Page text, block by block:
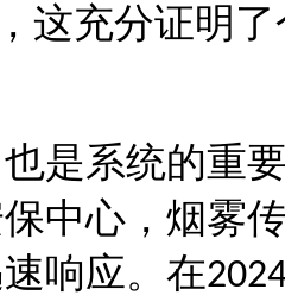
，这充分证明
是系统的重
中心，烟雾
响应。在